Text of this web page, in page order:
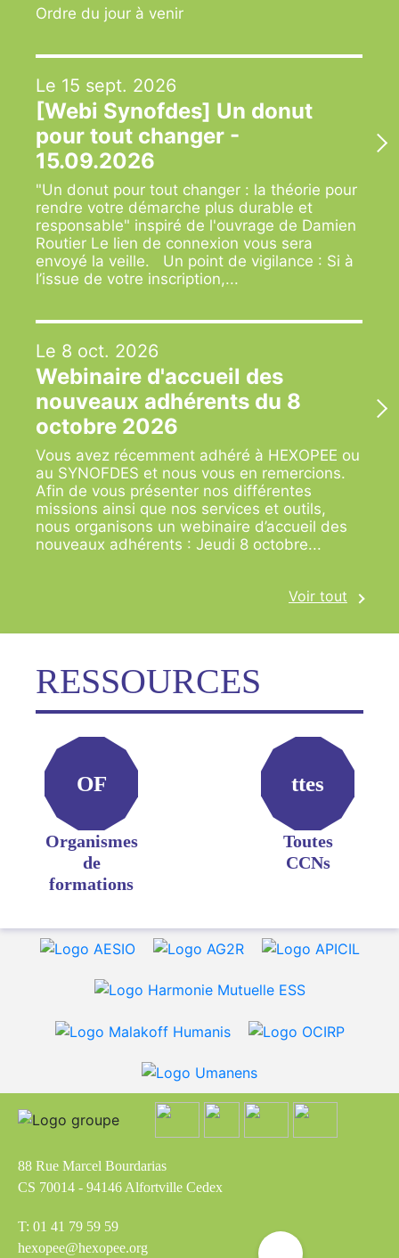
Ordre du jour à venir
Le 15 sept. 2026
[Webi Synofdes] Un donut
pour tout changer -
15.09.2026
"Un donut pour tout changer : la théorie pour
rendre votre démarche plus durable et
responsable" inspiré de l'ouvrage de Damien
Routier Le lien de connexion vous sera
envoyé la veille. Un point de vigilance : Si à
l’issue de votre inscription,...
Le 8 oct. 2026
Webinaire d'accueil des
nouveaux adhérents du 8
octobre 2026
Vous avez récemment adhéré à HEXOPEE ou
au SYNOFDES et nous vous en remercions.
Afin de vous présenter nos différentes
missions ainsi que nos services et outils,
nous organisons un webinaire d’accueil des
nouveaux adhérents : Jeudi 8 octobre...
Voir tout
RESSOURCES
OF
Organismes
de
formations
ttes
Toutes
CCNs
88 Rue Marcel Bourdarias
CS 70014 - 94146 Alfortville Cedex
T: 01 41 79 59 59
hexopee@hexopee.org